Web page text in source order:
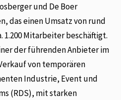
und De Boer
das einen Umsatz von rund
1.200 Mitarbeiter beschäftigt.
der führenden Anbieter im
von temporären
Industrie, Event und
(RDS), mit starken